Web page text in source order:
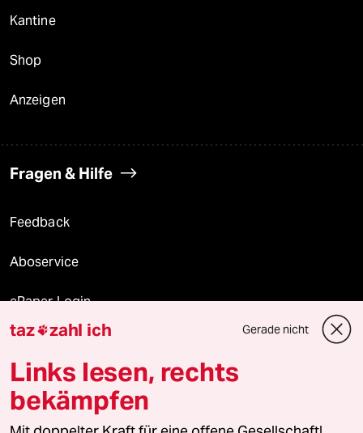
Kantine
Shop
Anzeigen
Fragen & Hilfe
Feedback
Aboservice
ePaper Login
Downloads für Abonnierende
© 2026 taz Verlags und Vertriebs GmbH
Alle Rechte vorbehalten. Bei rechtlichen Fragen oder für Genehmigungen
taz zahl ich Gerade nicht
Links lesen, rechts
bekämpfen